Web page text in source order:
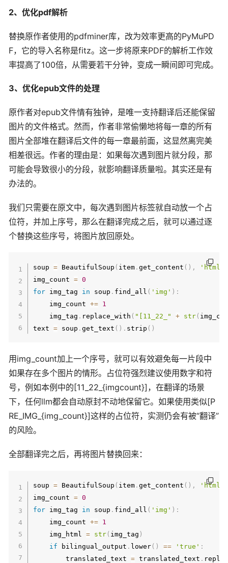
2、优化pdf解析
替换原作者使用的pdfminer库，改为效率更高的PyMuPD
F，它的导入名称是fitz。这一步将原来PDF的解析工作效
率提高了100倍，从需要若干分钟，变成一瞬间即可完成。
3、优化epub文件的处理
原作者对epub文件情有独钟，是唯一支持翻译后还能保留
图片的文件格式。然而，作者非常偷懒地将每一章的所有
图片全部堆在翻译后文件的每一章最前面，这显然离完美
相差很远。作者的理由是：如果每次遇到图片就分段，那
可能会导致很小的分段，就影响翻译质量啦。其实还是有
办法的。
我们只需要在原文中，每次遇到图片标签就自动放一个占
位符，并加上序号，那么在翻译完成之后，就可以通过逐
个替换这些序号，将图片放回原处。
soup = BeautifulSoup ( item .get_content ( ) ,
img_count = 0
for img_tag in soup . find_all ( 'img' ) :
    img_count
+= 1
    img_tag
. replace_with ( "[11_22_" + str(
text = soup .get_text ( ) . strip ( )
用img_count加上一个序号，就可以有效避免每一片段中
如果存在多个图片的情形。占位符强烈建议使用数字和符
号，例如本例中的[11_22_{imgcount}]，在翻译的场景
下，任何llm都会自动原封不动地保留它。如果使用类似[P
RE_IMG_{img_count}]这样的占位符，实测仍会有被“翻译”
的风险。
全部翻译完之后，再将图片替换回来：
soup = BeautifulSoup ( item .get_content ( ) ,
img_count = 0
for img_tag in soup . find_all ( 'img' ) :
    img_count
+= 1
    img_html
= str( img_tag )
if bilingual_output . lower( ) == 'true' :
        translated_text
= translated_text .